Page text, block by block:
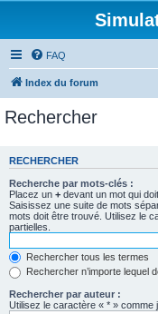
FAQ
Index du forum
Rechercher
RECHERCHER
Recherche par mots-clés :
Placez un + devant un mot qui
Saisissez une suite de mots
mots doit être trouvé. Utilisez le
partielles.
Rechercher tous les termes
Rechercher n’importe lequel
Rechercher par auteur :
Utilisez le caractère « * » comme